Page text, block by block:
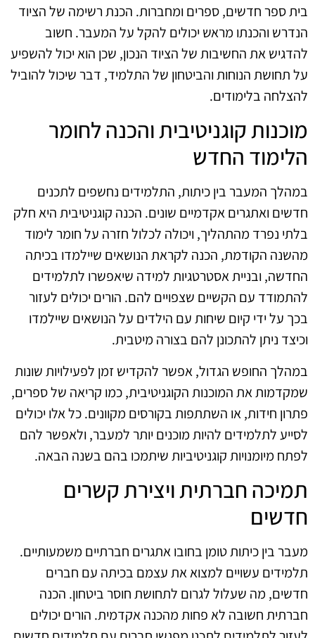
בית ספר חדשים, ספרים ומחברות. הכנת רשימה של הציוד
הנדרש והכנתו מראש יכולים להקל על המעבר. חשוב
להדגיש את החשיבות של הציוד הנכון, שכן הוא יכול להשפיע
על תחושת הנוחות והביטחון של התלמיד, דבר שיכול להוביל
להצלחה בלימודים.
מוכנות קוגניטיבית והכנה לחומר
הלימוד החדש
במהלך המעבר בין כיתות, התלמידים נחשפים לתכנים
חדשים ואתגרים אקדמיים שונים. הכנה קוגניטיבית היא חלק
בלתי נפרד מהתהליך, ויכולה לכלול חזרה על חומר לימוד
מהשנה הקודמת, הכנה לקראת הנושאים שיילמדו בכיתה
החדשה, ובניית אסטרטגיות למידה שיאפשרו לתלמידים
להתמודד עם הקשיים שצפויים להם. הורים יכולים לעזור
בכך על ידי קיום שיחות עם הילדים על הנושאים שיילמדו
וכיצד ניתן להתכונן להם בצורה מיטבית.
במהלך החופש הגדול, אפשר להקדיש זמן לפעילויות שונות
שמקדמות את המוכנות הקוגניטיבית, כמו קריאה של ספרים,
פתרון חידות, או השתתפות בקורסים מקוונים. כל אלו יכולים
לסייע לתלמידים להיות מוכנים יותר למעבר, ולאפשר להם
לפתח מיומנויות קוגניטיביות שיתמכו בהם בשנה הבאה.
תמיכה חברתית ויצירת קשרים
חדשים
מעבר בין כיתות טומן בחובו אתגרים חברתיים משמעותיים.
תלמידים עשויים למצוא את עצמם בכיתה עם חברים
חדשים, מה שעלול לגרום לתחושת חוסר ביטחון. הכנה
חברתית חשובה לא פחות מהכנה אקדמית. הורים יכולים